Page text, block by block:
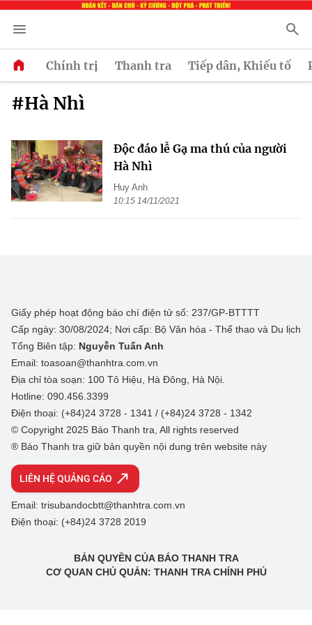
Chính trị Thanh tra Tiếp dân, Khiếu tố
#Hà Nhì
Độc đáo lễ Gạ ma thú của người
Hà Nhì
Huy Anh
10:15 14/11/2021
Giấy phép hoạt động báo chí điện tử số: 237/GP-BTTTT
Cấp ngày: 30/08/2024; Nơi cấp: Bộ Văn hóa - Thể thao và Du lịch
Tổng Biên tập: Nguyễn Tuấn Anh
Email: toasoan@thanhtra.com.vn
Địa chỉ tòa soạn: 100 Tô Hiệu, Hà Đông, Hà Nội.
Hotline: 090.456.3399
Điện thoại: (+84)24 3728 - 1341 / (+84)24 3728 - 1342
© Copyright 2025 Báo Thanh tra, All rights reserved
® Báo Thanh tra giữ bản quyền nội dung trên website này
LIÊN HỆ QUẢNG CÁO
Email: trisubandocbtt@thanhtra.com.vn
Điện thoại: (+84)24 3728 2019
BẢN QUYỀN CỦA BÁO THANH TRA
CƠ QUAN CHỦ QUẢN: THANH TRA CHÍNH PHỦ